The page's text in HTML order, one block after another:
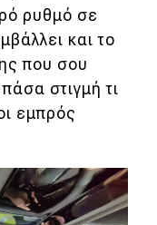
ρυθμό σε
και το
που σου
στιγμή τι
εμπρός